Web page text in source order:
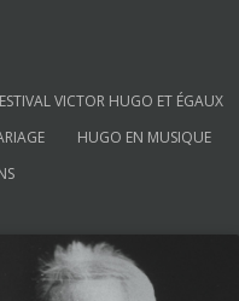
VICTOR HUGO ET ÉGAUX
HUGO EN MUSIQUE
Hugo